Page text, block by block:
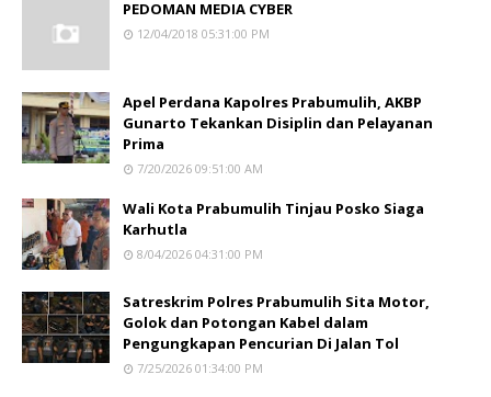
PEDOMAN MEDIA CYBER
12/04/2018 05:31:00 PM
Apel Perdana Kapolres Prabumulih, AKBP
Gunarto Tekankan Disiplin dan Pelayanan
Prima
7/20/2026 09:51:00 AM
Wali Kota Prabumulih Tinjau Posko Siaga
Karhutla
8/04/2026 04:31:00 PM
Satreskrim Polres Prabumulih Sita Motor,
Golok dan Potongan Kabel dalam
Pengungkapan Pencurian Di Jalan Tol
7/25/2026 01:34:00 PM